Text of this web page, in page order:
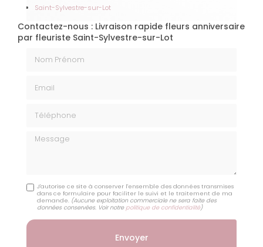
Saint-Sylvestre-sur-Lot
Contactez-nous : Livraison rapide fleurs anniversaire
par fleuriste Saint-Sylvestre-sur-Lot
Message
J'autorise ce site à conserver l'ensemble des données transmises
dans ce formulaire pour faciliter le suivi et le traitement de ma
demande. (Aucune exploitation commerciale ne sera faite des
données conservées. Voir notre politique de confidentialité)